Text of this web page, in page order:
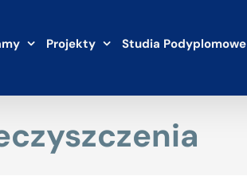
Projekty Studia Podyplomowe